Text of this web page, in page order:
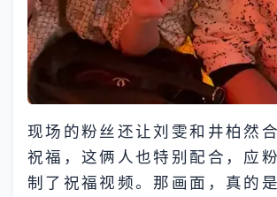
现场的粉丝还让刘雯和井柏然
祝福，这俩人也特别配合，应
制了祝福视频。那画面，真的